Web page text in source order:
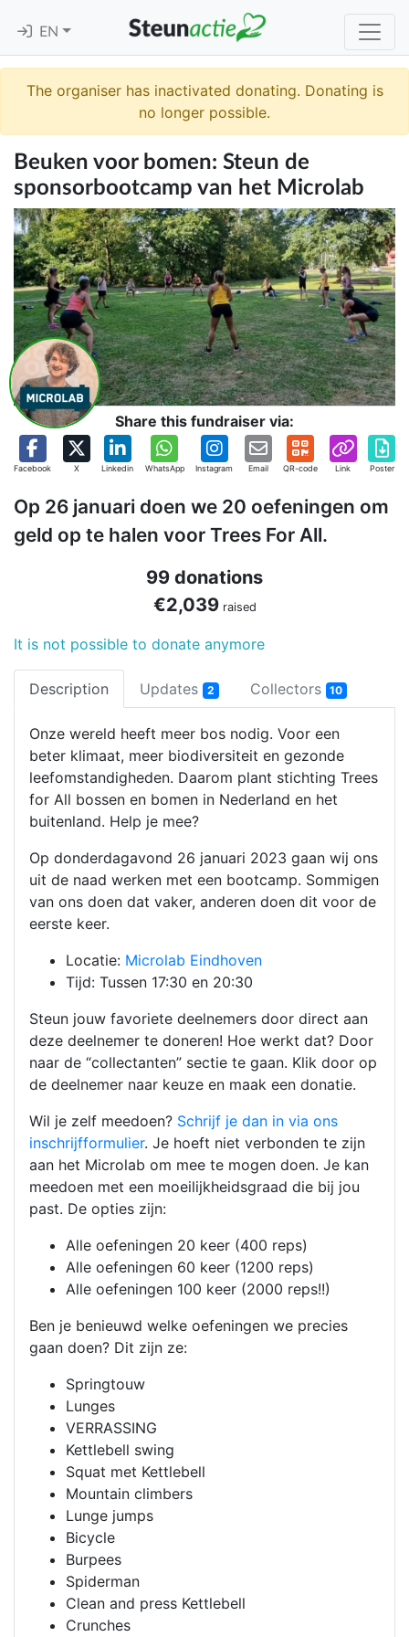
EN
The organiser has inactivated donating. Donating is
no longer possible.
Beuken voor bomen: Steun de
sponsorbootcamp van het Microlab
Share this fundraiser via:
Facebook X Linkedin WhatsApp Instagram Email QR-code Link Poster
Op 26 januari doen we 20 oefeningen om
geld op te halen voor Trees For All.
99 donations
€2,039raised
It is not possible to donate anymore
Description Updates 2 Collectors 10
Onze wereld heeft meer bos nodig. Voor een
beter klimaat, meer biodiversiteit en gezonde
leefomstandigheden. Daarom plant stichting Trees
for All bossen en bomen in Nederland en het
buitenland. Help je mee?
Op donderdagavond 26 januari 2023 gaan wij ons
uit de naad werken met een bootcamp. Sommigen
van ons doen dat vaker, anderen doen dit voor de
eerste keer.
Locatie: Microlab Eindhoven
Tijd: Tussen 17:30 en 20:30
Steun jouw favoriete deelnemers door direct aan
deze deelnemer te doneren! Hoe werkt dat? Door
naar de “collectanten” sectie te gaan. Klik door op
de deelnemer naar keuze en maak een donatie.
Wil je zelf meedoen? Schrijf je dan in via ons
inschrijfformulier. Je hoeft niet verbonden te zijn
aan het Microlab om mee te mogen doen. Je kan
meedoen met een moeilijkheidsgraad die bij jou
past. De opties zijn:
Alle oefeningen 20 keer (400 reps)
Alle oefeningen 60 keer (1200 reps)
Alle oefeningen 100 keer (2000 reps!!)
Ben je benieuwd welke oefeningen we precies
gaan doen? Dit zijn ze:
Springtouw
Lunges
VERRASSING
Kettlebell swing
Squat met Kettlebell
Mountain climbers
Lunge jumps
Bicycle
Burpees
Spiderman
Clean and press Kettlebell
Crunches